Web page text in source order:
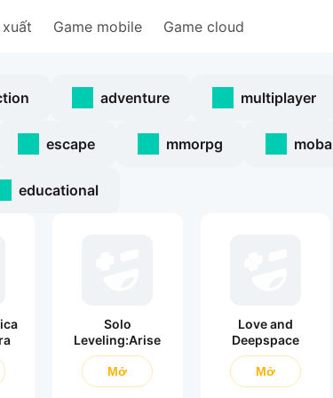
Game mobile Game cloud
adventure multiplayer
escape mmorpg moba
educational
Solo
Leveling:Arise
Mở
Love and
Deepspace
Mở